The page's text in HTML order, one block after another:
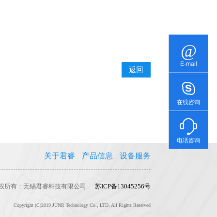
E-mail
在线咨询
电话咨询
返回
关于君睿 产品信息 设备服务
所有：无锡君睿科技有限公司 苏ICP备13045256号
Copyright (C)2019 JUNR Technology Co., LTD. All Rights Reserved